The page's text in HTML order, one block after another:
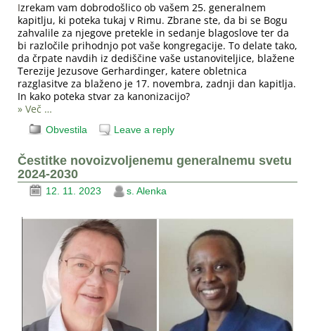
Izrekam vam dobrodošlico ob vašem 25. generalnem
kapitlju, ki poteka tukaj v Rimu. Zbrane ste, da bi se Bogu
zahvalile za njegove pretekle in sedanje blagoslove ter da
bi razločile prihodnjo pot vaše kongregacije. To delate tako,
da črpate navdih iz dediščine vaše ustanoviteljice, blažene
Terezije Jezusove Gerhardinger, katere obletnica
razglasitve za blaženo je 17. novembra, zadnji dan kapitlja.
In kako poteka stvar za kanonizacijo?
» Več …
Obvestila Leave a reply
Čestitke novoizvoljenemu generalnemu svetu
2024-2030
12. 11. 2023 s. Alenka